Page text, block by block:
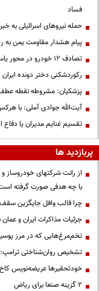
فساد
حمله نیروهای اسرائیلی به
پیام هشدار مقاومت یمن به
تصادف ۱۲ خودرو در محور یاسوج ـ اصفهان
رکوردشکنی دختر دونده
پزشکیان: مشروطه نقطه عطف
آیت‌الله جوادی آملی: با
تقسیم غنایم مدیران یا
پربازدید ها
از رانت‌ شرکتهای خودروساز
با چه هدفی صورت گرفته
چرا قالب وافل جایگزین
جزئیات مذاکرات ایران و
تخم‌مرغ‌هایی که در مرز
تشخیص روان‌شناختی
خودتحقیرها عریضه‌نویس
۲ گزینه صنعا برای ریاض